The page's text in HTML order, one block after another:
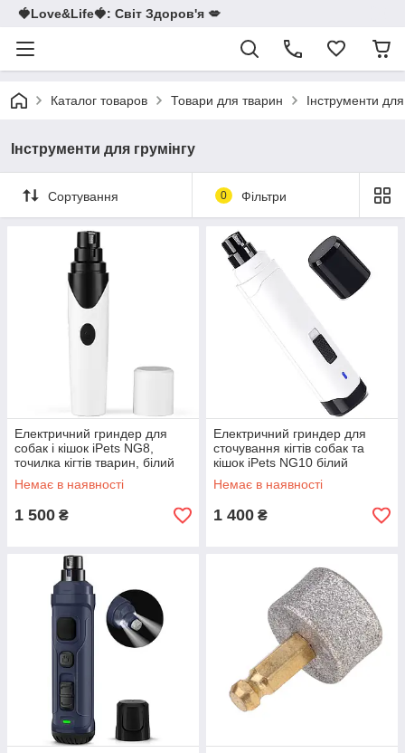
🍓Love&Life🍓: Світ Здоров'я 💋
Каталог товаров Товари для тварин Інструменти для
Інструменти для грумінгу
Сортування 0 Фільтри
Електричний гриндер для
собак і кішок iPets NG8,
точилка кігтів тварин, білий
Love&Life -online-multimarket-
Немає в наявності
1 500 ₴
Електричний гриндер для
сточування кігтів собак та
кішок iPets NG10 білий
Love&Life -online-multimarket-
Немає в наявності
1 400 ₴